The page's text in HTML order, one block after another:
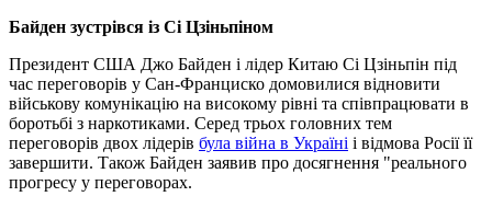
Байден зустрівся із Сі Цзіньпіном
Президент США Джо Байден і лідер Китаю Сі Цзіньпін під
час переговорів у Сан-Франциско домовилися відновити
військову комунікацію на високому рівні та співпрацювати в
боротьбі з наркотиками. Серед трьох головних тем
переговорів двох лідерів була війна в Україні і відмова Росії її
завершити. Також Байден заявив про досягнення "реального
прогресу у переговорах.